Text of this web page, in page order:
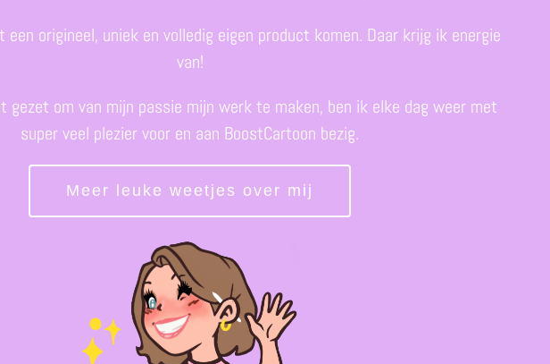
origineel, uniek en volledig eigen product komen. Daar krijg ik energie
van!
gezet om van mijn passie mijn werk te maken, ben ik elke dag weer met
super veel plezier voor en aan BoostCartoon bezig.
Meer leuke weetjes over mij